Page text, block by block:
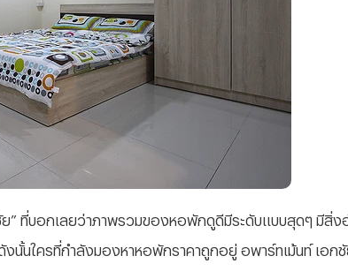
” ที่บอกเลยว่าภาพรวมของหอพักดูดีมีระดับแบบสุดๆ มีสิ่ง
นใครที่กำลังมองหาหอพักราคาถูกอยู่ อพาร์ทเม้นท์ เอก